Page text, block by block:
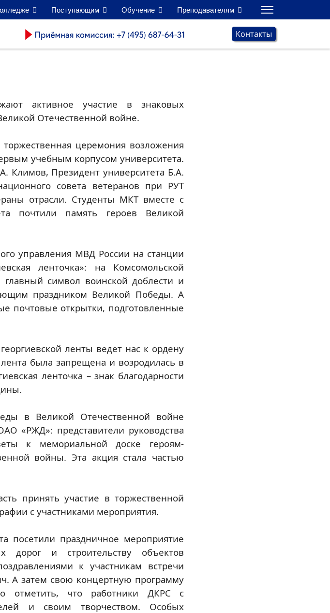
Поступающим Обучение Преподавателям
Контакты
активное участие в знаковых
Отечественной войне.
торжественная церемония возложения
учебным корпусом университета.
Климов, Президент университета Б.А.
совета ветеранов при РУТ
отрасли. Студенты МКТ вместе с
почтили память героев Великой
управления МВД России на станции
ленточка»: на Комсомольской
главный символ воинской доблести и
праздником Великой Победы. А
почтовые открытки, подготовленные
ленты ведет нас к ордену
была запрещена и возродилась в
ленточка – знак благодарности
в Великой Отечественной войне
«РЖД»: представители руководства
к мемориальной доске героям-
войны. Эта акция стала частью
принять участие в торжественной
с участниками мероприятия.
посетили праздничное мероприятие
дорог и строительству объектов
к участникам встречи
А затем свою концертную программу
отметить, что работники ДКРС с
и своим творчеством. Особых